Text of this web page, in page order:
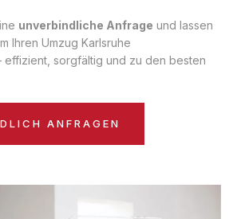
unverbindliche Anfrage und lassen
Ihren Umzug Karlsruhe
effizient, sorgfältig und zu den besten
ANFRAGEN